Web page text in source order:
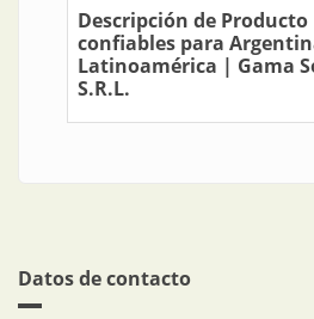
Descripción de
confiables para
Latinoamérica | Gama
S.R.L.
Datos de contacto